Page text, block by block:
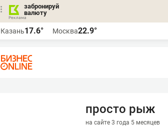
забронируй
валюту
Казань17.6° Москва22.9°
просто рыж
на сайте 3 года 5 месяцев